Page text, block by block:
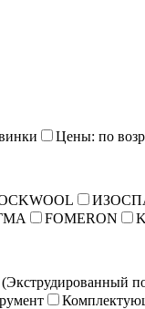
Цены: по
FOMERON